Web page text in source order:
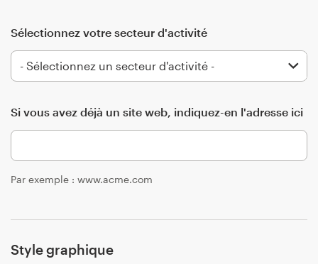
Sélectionnez votre secteur d'activité
Si vous avez déjà un site web, indiquez-en l'adresse ici
Par exemple : www.acme.com
Style graphique
Ressources
Prix
Blog